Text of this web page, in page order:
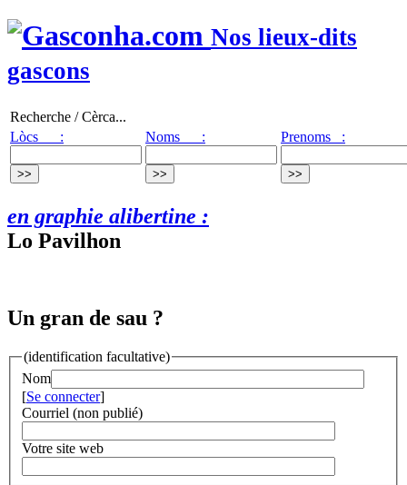
Nos lieux-dits
gascons
Recherche / Cèrca...
Lòcs :
Noms : Prenoms :
en graphie alibertine :
Lo Pavilhon
Un gran de sau ?
(identification facultative)
Nom
[Se connecter]
Courriel (non publié)
Votre site web